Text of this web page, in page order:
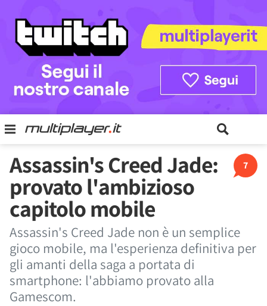
7
Assassin's Creed Jade:
provato l'ambizioso
capitolo mobile
Assassin's Creed Jade non è un semplice
gioco mobile, ma l'esperienza definitiva per
gli amanti della saga a portata di
smartphone: l'abbiamo provato alla
Gamescom.